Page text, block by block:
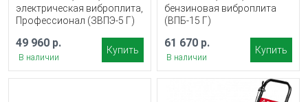
электрическая виброплита,
Профессионал (ЗВПЭ-5 Г)
49 960 р.
В наличии
Купить
бензиновая виброплита
(ВПБ-15 Г)
61 670 р.
В наличии
Купить